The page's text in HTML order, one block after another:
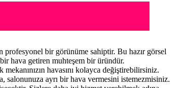
profesyonel bir görünüme sahiptir. Bu hazır görsel
hava getiren muhteşem bir üründür.
mekanınızın havasını kolayca değiştirebilirsiniz.
salonunuza ayrı bir hava vermesini istemezmisiniz.